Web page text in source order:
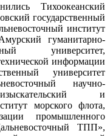
Тихоокеанский
государственный
институт
гуманитарно-
университет,
информации
университет
научно-
изыскательский и
морского флота,
промышленного
ТПП»,